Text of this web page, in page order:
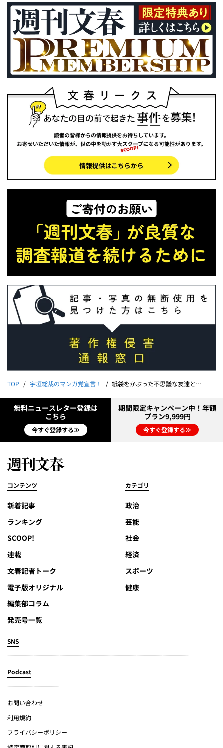
TOP 宇垣総裁のマンガ党宣言！ 紙袋をかぶった不思議な友達との絆｜宇垣美里
無料ニュースレター登録は
こちら
今すぐ登録する≫
期間限定キャンペーン中！年額
プラン9,999円
今すぐ登録する≫
コンテンツ
新着記事
ランキング
SCOOP!
連載
文春記者トーク
電子版オリジナル
編集部コラム
発売号一覧
カテゴリ
政治
芸能
社会
経済
スポーツ
健康
SNS
Podcast
お問い合わせ
利用規約
プライバシーポリシー